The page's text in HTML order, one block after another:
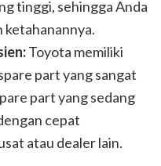
tinggi, sehingga Anda
ketahanannya.
Toyota memiliki
part yang sangat
part yang sedang
cepat
atau dealer lain.